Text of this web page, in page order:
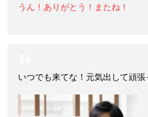
うん！ありがとう！またね！
いつでも来てな！元気出して頑張